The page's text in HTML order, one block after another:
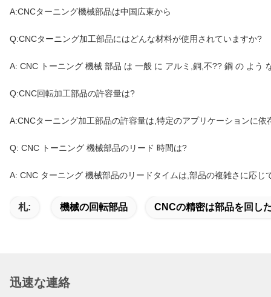
A:CNCターニング機械部品は中国広東から
Q:CNCターニング加工部品にはどんな材料が使用されていますか?
A: CNC トーニング 機械 部品 は 一般 に アルミ,銅,不?? 鋼 の よう
Q:CNC回転加工部品の許容量は?
A:CNCターニング加工部品の許容量は,特定のアプリケーションに
Q: CNC トーニング 機械部品のリード 時間は?
A: CNC ターニング 機械部品のリードタイムは,部品の複雑さに応じ
札: 機械の回転部品 CNCの精密は部品を回し
迅速な連絡